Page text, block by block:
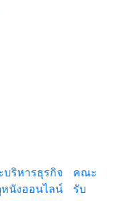
ริหารธุรกิจ
คณะ
นังออนไลน์
รับ